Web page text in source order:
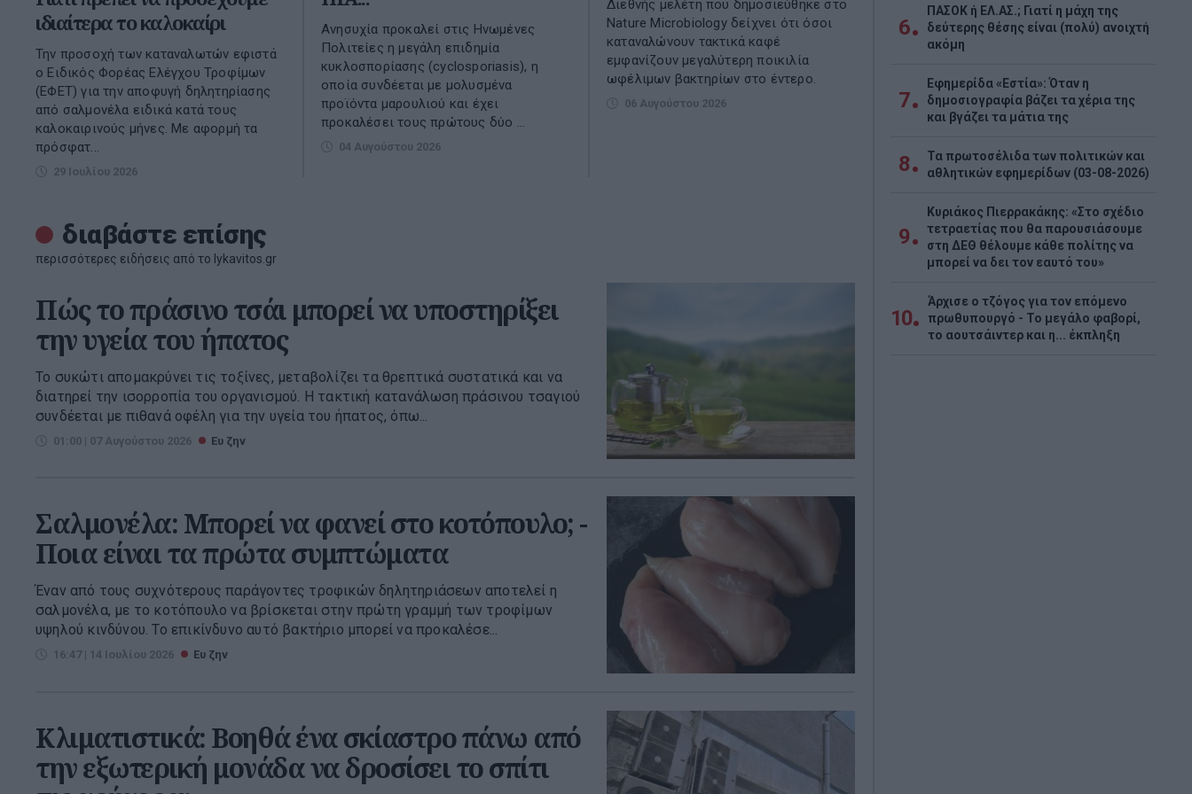
ιδιαίτερα το καλοκαίρι
Την προσοχή των καταναλωτών εφιστά
ο Ειδικός Φορέας Ελέγχου Τροφίμων
(ΕΦΕΤ) για την αποφυγή δηλητηρίασης
από σαλμονέλα ειδικά κατά τους
καλοκαιρινούς μήνες. Με αφορμή τα
πρόσφατ...
29 Ιουλίου 2026
Ανησυχία προκαλεί στις Ηνωμένες
Πολιτείες η μεγάλη επιδημία
κυκλοσπορίασης (cyclosporiasis), η
οποία συνδέεται με μολυσμένα
προϊόντα μαρουλιού και έχει
προκαλέσει τους πρώτους δύο ...
04 Αυγούστου 2026
Διεθνής μελέτη που δημοσιεύθηκε στο
Nature Microbiology δείχνει ότι όσοι
καταναλώνουν τακτικά καφέ
εμφανίζουν μεγαλύτερη ποικιλία
ωφέλιμων βακτηρίων στο έντερο.
06 Αυγούστου 2026
διαβάστε επίσης
περισσότερες ειδήσεις από το lykavitos.gr
Πώς το πράσινο τσάι μπορεί να υποστηρίξει
την υγεία του ήπατος
Το συκώτι απομακρύνει τις τοξίνες, μεταβολίζει τα θρεπτικά συστατικά και να
διατηρεί την ισορροπία του οργανισμού. Η τακτική κατανάλωση πράσινου τσαγιού
συνδέεται με πιθανά οφέλη για την υγεία του ήπατος, όπω...
01:00 | 07 Αυγούστου 2026 Ευ ζην
Σαλμονέλα: Μπορεί να φανεί στο κοτόπουλο; -
Ποια είναι τα πρώτα συμπτώματα
Έναν από τους συχνότερους παράγοντες τροφικών δηλητηριάσεων αποτελεί η
σαλμονέλα, με το κοτόπουλο να βρίσκεται στην πρώτη γραμμή των τροφίμων
υψηλού κινδύνου. Το επικίνδυνο αυτό βακτήριο μπορεί να προκαλέσε...
16:47 | 14 Ιουλίου 2026 Ευ ζην
Κλιματιστικά: Βοηθά ένα σκίαστρο πάνω από
την εξωτερική μονάδα να δροσίσει το σπίτι
6
ΠΑΣΟΚ ή ΕΛ.ΑΣ.; Γιατί η μάχη της
δεύτερης θέσης είναι (πολύ) ανοιχτή
ακόμη
7
Εφημερίδα «Εστία»: Όταν η
δημοσιογραφία βάζει τα χέρια της
και βγάζει τα μάτια της
8
Τα πρωτοσέλιδα των πολιτικών και
αθλητικών εφημερίδων (03-08-2026)
9
Κυριάκος Πιερρακάκης: «Στο σχέδιο
τετραετίας που θα παρουσιάσουμε
στη ΔΕΘ θέλουμε κάθε πολίτης να
μπορεί να δει τον εαυτό του»
10
Άρχισε ο τζόγος για τον επόμενο
πρωθυπουργό - Το μεγάλο φαβορί,
το αουτσάιντερ και η... έκπληξη